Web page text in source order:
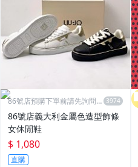
86號店預購下單前請先詢問數
86號店義大利金屬色造型飾條
女休閒鞋
$ 1,080
直購